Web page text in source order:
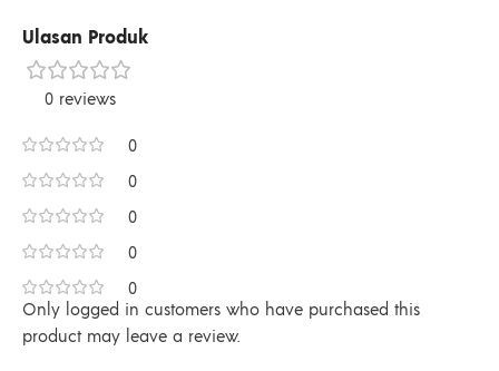
Ulasan Produk
0 reviews
0
0
0
0
0
Only logged in customers who have purchased this
product may leave a review.